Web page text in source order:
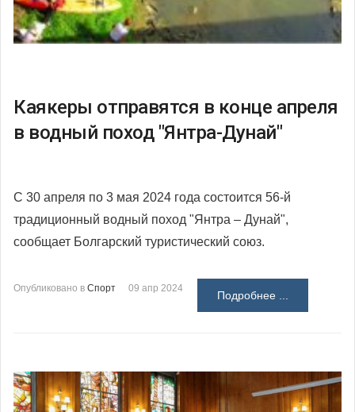
Каякеры отправятся в конце апреля
в водный поход "Янтра-Дунай"
С 30 апреля по 3 мая 2024 года состоится 56-й
традиционный водный поход "Янтра – Дунай",
сообщает Болгарский туристический союз.
Опубликовано в Спорт 09 апр 2024
Подробнее ...